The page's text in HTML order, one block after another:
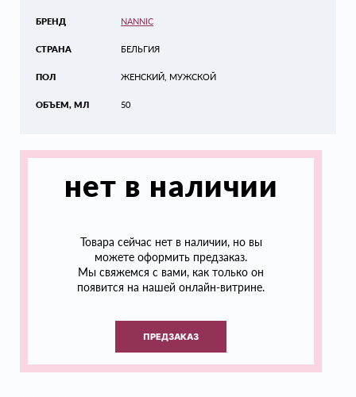
БРЕНД
СТРАНА
ПОЛ
ОБЪЕМ, МЛ
NANNIC
БЕЛЬГИЯ
ЖЕНСКИЙ, МУЖСКОЙ
50
нет в наличии
Товара сейчас нет в наличии, но вы
можете оформить предзаказ.
Мы свяжемся с вами, как только он
появится на нашей онлайн-витрине.
ПРЕДЗАКАЗ